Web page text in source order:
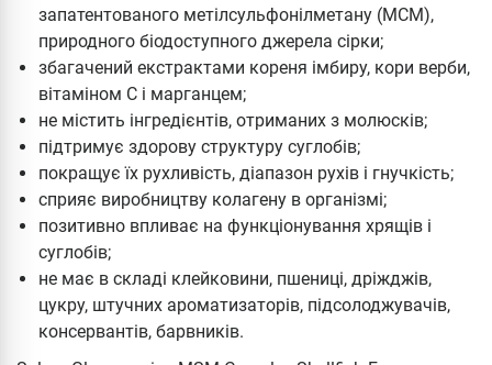
запатентованого метілсульфонілметану (МСМ),
природного біодоступного джерела сірки;
збагачений екстрактами кореня імбиру, кори верби,
вітаміном С і марганцем;
не містить інгредієнтів, отриманих з молюсків;
підтримує здорову структуру суглобів;
покращує їх рухливість, діапазон рухів і гнучкість;
сприяє виробництву колагену в організмі;
позитивно впливає на функціонування хрящів і
суглобів;
не має в складі клейковини, пшениці, дріжджів,
цукру, штучних ароматизаторів, підсолоджувачів,
консервантів, барвників.